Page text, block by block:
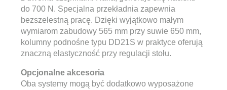
do 700 N. Specjalna przekładnia zapewnia
bezszelestną pracę. Dzięki wyjątkowo małym
wymiarom zabudowy 565 mm przy suwie 650 mm,
kolumny podnośne typu DD21S w praktyce oferują
znaczną elastyczność przy regulacji stołu.
Opcjonalne akcesoria
Oba systemy mogą być dodatkowo wyposażone